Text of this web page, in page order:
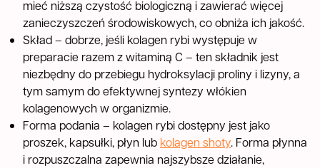
mieć niższą czystość biologiczną i zawierać więcej
zanieczyszczeń środowiskowych, co obniża ich jakość.
Skład – dobrze, jeśli kolagen rybi występuje w
preparacie razem z witaminą C – ten składnik jest
niezbędny do przebiegu hydroksylacji proliny i lizyny, a
tym samym do efektywnej syntezy włókien
kolagenowych w organizmie.
Forma podania – kolagen rybi dostępny jest jako
proszek, kapsułki, płyn lub kolagen shoty. Forma płynna
i rozpuszczalna zapewnia najszybsze działanie,